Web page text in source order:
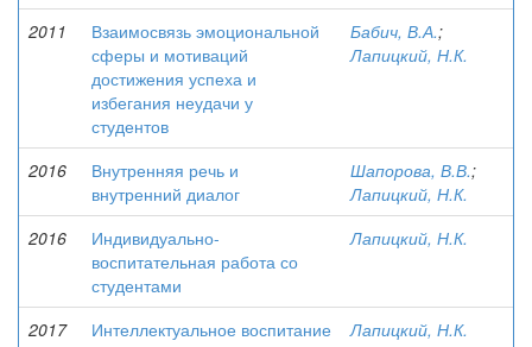
2011
Взаимосвязь эмоциональной
сферы и мотиваций
достижения успеха и
избегания неудачи у
студентов
Бабич, В.А.;
Лапицкий, Н.К.
2016
Внутренняя речь и
внутренний диалог
Шапорова, В.В.;
Лапицкий, Н.К.
2016
Индивидуально-
воспитательная работа со
студентами
Лапицкий, Н.К.
2017
Интеллектуальное воспитание
Лапицкий, Н.К.